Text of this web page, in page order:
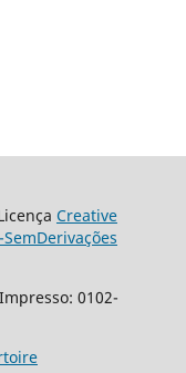
Creative
0102-